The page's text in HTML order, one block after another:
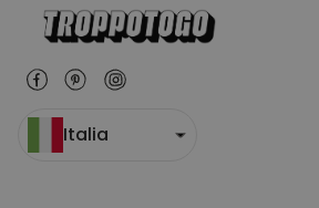
Italia